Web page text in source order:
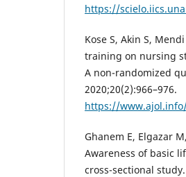
https://
Kose S, Akin S,
training on nursing
A non-randomized
2020;20(2):966–976.
https://
Ghanem E, Elgazar
Awareness of basic
cross-sectional